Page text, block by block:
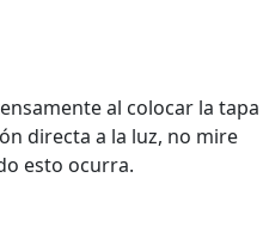
al colocar la tapa
directa a la luz, no mire
esto ocurra.